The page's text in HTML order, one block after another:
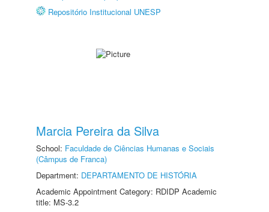
Repositório Institucional UNESP
Marcia Pereira da Silva
School: Faculdade de Ciências Humanas e Sociais
(Câmpus de Franca)
Department: DEPARTAMENTO DE HISTÓRIA
Academic Appointment Category: RDIDP Academic
title: MS-3.2